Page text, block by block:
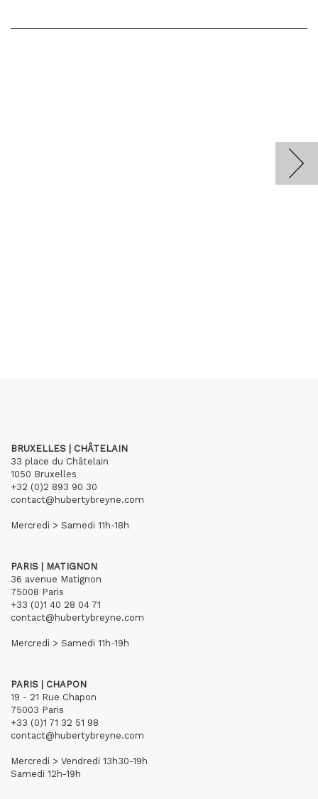
BRUXELLES | CHÂTELAIN
33 place du Châtelain
1050 Bruxelles
+32 (0)2 893 90 30
contact@hubertybreyne.com
Mercredi > Samedi 11h-18h
PARIS | MATIGNON
36 avenue Matignon
75008 Paris
+33 (0)1 40 28 04 71
contact@hubertybreyne.com
Mercredi > Samedi 11h-19h
PARIS | CHAPON
19 - 21 Rue Chapon
75003 Paris
+33 (0)1 71 32 51 98
contact@hubertybreyne.com
Mercredi > Vendredi 13h30-19h
Samedi 12h-19h